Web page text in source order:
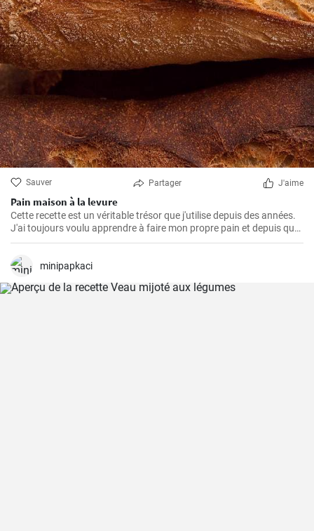
Sauver Partager J'aime
Pain maison à la levure
Cette recette est un véritable trésor que j'utilise depuis des années.
J'ai toujours voulu apprendre à faire mon propre pain et depuis que
j'ai trouvé cette recette, je ne mange plus rien d'autre. L'odeur et le
minipapkaci